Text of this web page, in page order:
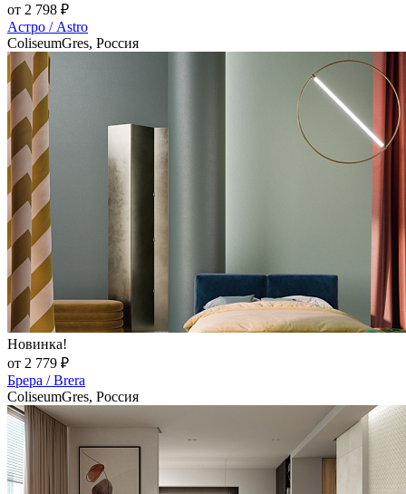
от 2 798 ₽
Астро / Astro
ColiseumGres, Россия
Новинка!
от 2 779 ₽
Брера / Brera
ColiseumGres, Россия